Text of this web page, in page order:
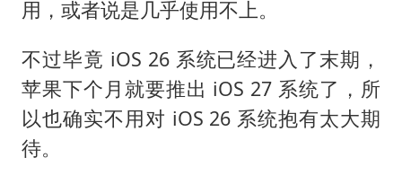
用，或者说是几乎使用不上。
不过毕竟 iOS 26 系统已经进入了末期，
苹果下个月就要推出 iOS 27 系统了，所
以也确实不用对 iOS 26 系统抱有太大期
待。